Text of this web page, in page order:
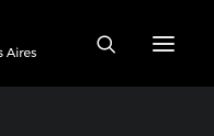
Buenos
erradicar